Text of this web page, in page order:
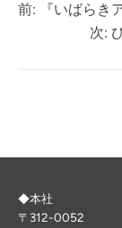
前:
『いばらき
次:
◆本社
〒312-0052